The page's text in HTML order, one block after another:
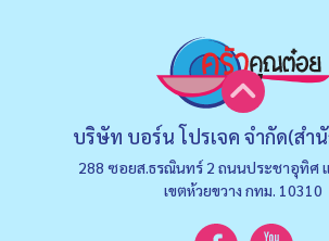
บริษัท บอร์น โปรเจค จำกัด(สำ
288 ซอยส.ธรณินทร์ 2 ถนนประชาอุทิศ แ
เขตห้วยขวาง กทม. 10310